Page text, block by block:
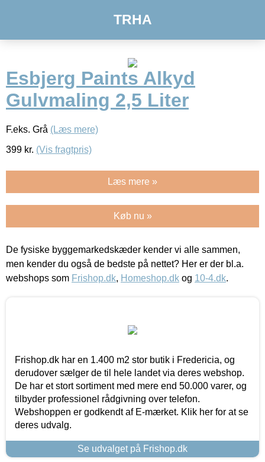
TRHA
Esbjerg Paints Alkyd
Gulvmaling 2,5 Liter
F.eks. Grå (Læs mere)
399 kr. (Vis fragtpris)
Læs mere »
Køb nu »
De fysiske byggemarkedskæder kender vi alle sammen,
men kender du også de bedste på nettet? Her er der bl.a.
webshops som Frishop.dk, Homeshop.dk og 10-4.dk.
Frishop.dk har en 1.400 m2 stor butik i Fredericia, og
derudover sælger de til hele landet via deres webshop.
De har et stort sortiment med mere end 50.000 varer, og
tilbyder professionel rådgivning over telefon.
Webshoppen er godkendt af E-mærket. Klik her for at se
deres udvalg.
Se udvalget på Frishop.dk